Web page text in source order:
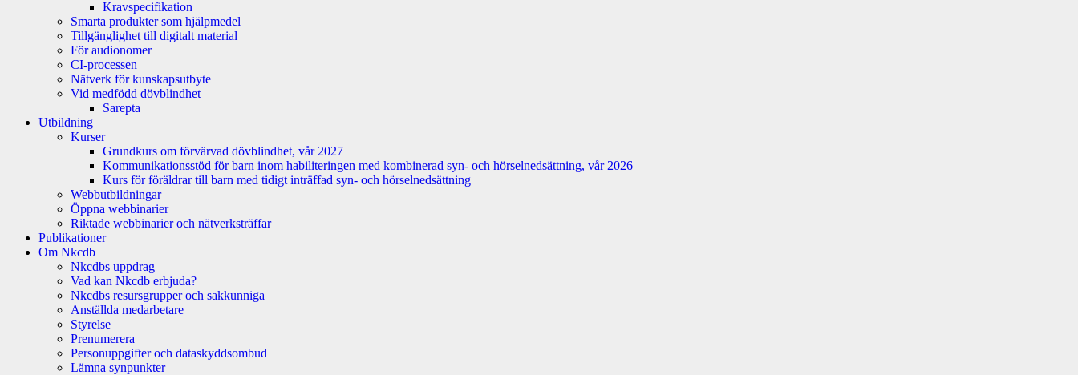
Kravspecifikation
Smarta produkter som hjälpmedel
Tillgänglighet till digitalt material
För audionomer
CI-processen
Nätverk för kunskapsutbyte
Vid medfödd dövblindhet
Sarepta
Utbildning
Kurser
Grundkurs om förvärvad dövblindhet, vår 2027
Kommunikationsstöd för barn inom habiliteringen med kombinerad syn- och hörselnedsättning, vår 2026
Kurs för föräldrar till barn med tidigt inträffad syn- och hörselnedsättning
Webbutbildningar
Öppna webbinarier
Riktade webbinarier och nätverksträffar
Publikationer
Om Nkcdb
Nkcdbs uppdrag
Vad kan Nkcdb erbjuda?
Nkcdbs resursgrupper och sakkunniga
Anställda medarbetare
Styrelse
Prenumerera
Personuppgifter och dataskyddsombud
Lämna synpunkter